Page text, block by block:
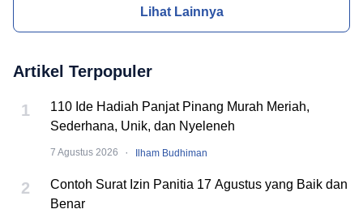
Lihat Lainnya
Artikel Terpopuler
1
110 Ide Hadiah Panjat Pinang Murah Meriah,
Sederhana, Unik, dan Nyeleneh
7 Agustus 2026 · Ilham Budhiman
2
Contoh Surat Izin Panitia 17 Agustus yang Baik dan
Benar